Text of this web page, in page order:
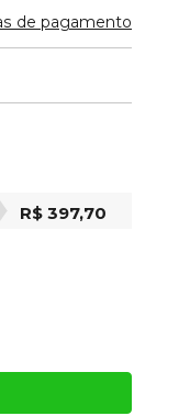
de pagamento
R$ 397,70